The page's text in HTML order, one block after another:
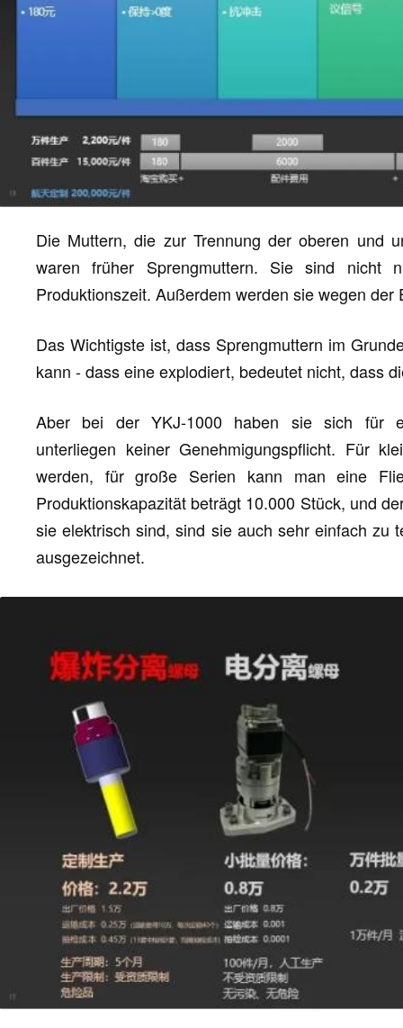
Die Muttern, die zur Trennung der oberen und
waren früher Sprengmuttern. Sie sind nicht
Produktionszeit. Außerdem werden sie wegen
Das Wichtigste ist, dass Sprengmuttern im
kann - dass eine explodiert, bedeutet nicht, dass
Aber bei der YKJ-1000 haben sie sich für
unterliegen keiner Genehmigungspflicht. Für
werden, für große Serien kann man eine
Produktionskapazität beträgt 10.000 Stück, und
sie elektrisch sind, sind sie auch sehr einfach zu
ausgezeichnet.